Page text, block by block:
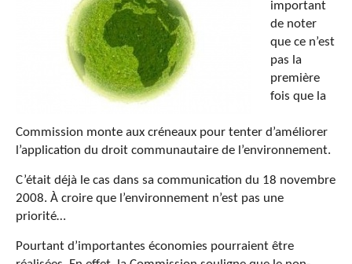
important
de noter
que ce n’est
pas la
première
fois que la
Commission monte aux créneaux pour tenter d’améliorer
l’application du droit communautaire de l’environnement.
C’était déjà le cas dans sa communication du 18 novembre
2008. À croire que l’environnement n’est pas une
priorité…
Pourtant d’importantes économies pourraient être